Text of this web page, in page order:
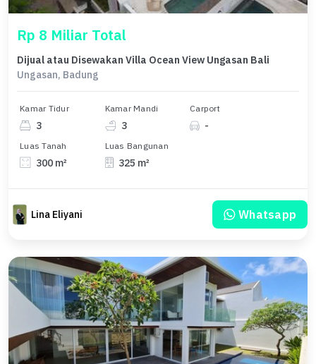
Rp 8 Miliar Total
Dijual atau Disewakan Villa Ocean View Ungasan Bali
Ungasan, Badung
Kamar Tidur
3
Kamar Mandi
3
Carport
-
Luas Tanah
300 m²
Luas Bangunan
325 m²
Lina Eliyani Whatsapp